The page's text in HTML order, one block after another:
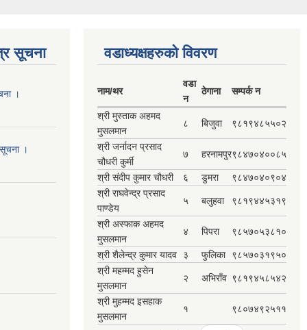
सूचना
।
।
वडाध्यक्षहरुकाे विवरण
नाम/थर
वडा
न
ठेगाना सम्पर्क न‌
श्री मुस्ताक अहमद
मुसलमान
८ बिजुवा ९८१९४८५५०२
श्री जर्नादन प्रसाद
चौधरी कुर्मी
७ हरनामपुर९८४७०४००८५
श्री संदीप कुमार चौधरी ६ डुमरा
९८४७०४०९०४
श्री राघवेन्द्र प्रसाद
पाण्डेय
५ बलुहवा ९८१९४४५३१९
श्री अस्फाक अहमद
मुसलमान
४ पिपरा ९८५७०५३८१०
श्री शैलेन्द्र कुमार यादव ३ फुलिका
९८५७०३१९५०
श्री महम्मद हुसेन
मुसलमान
२ अभिराँव ९८१९४५८५४२
श्री मुहम्मद इसहाक
मुसलमान
१ ९८०७४९२५११